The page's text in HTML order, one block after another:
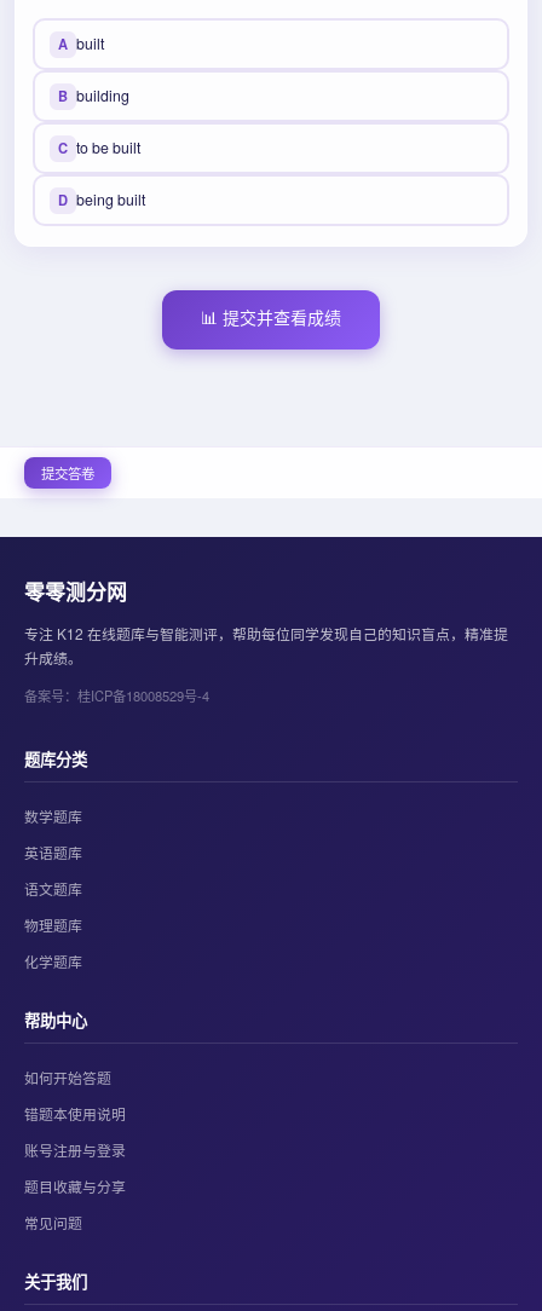
A built
B building
C to be built
D being built
📊 提交并查看成绩
提交答卷
零零测分网
专注 K12 在线题库与智能测评，帮助每位同学发现自己的知识盲点，精准提
升成绩。
备案号：桂ICP备18008529号-4
题库分类
数学题库
英语题库
语文题库
物理题库
化学题库
帮助中心
如何开始答题
错题本使用说明
账号注册与登录
题目收藏与分享
常见问题
关于我们